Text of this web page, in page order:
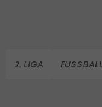
2. LIGA FUSSBALL